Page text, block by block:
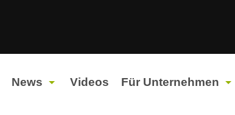
News Videos Für Unternehmen